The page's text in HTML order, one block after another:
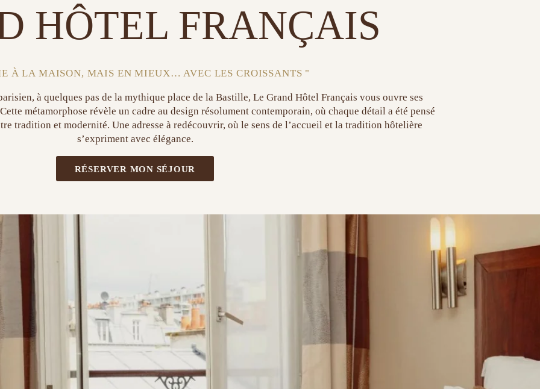
HÔTEL FRANÇAIS
À LA MAISON, MAIS EN MIEUX… AVEC LES CROISSANTS "
à quelques pas de la mythique place de la Bastille, Le Grand Hôtel Français vous ouvre ses
métamorphose révèle un cadre au design résolument contemporain, où chaque détail a été pensé
tradition et modernité. Une adresse à redécouvrir, où le sens de l’accueil et la tradition hôtelière
s’expriment avec élégance.
RÉSERVER MON SÉJOUR